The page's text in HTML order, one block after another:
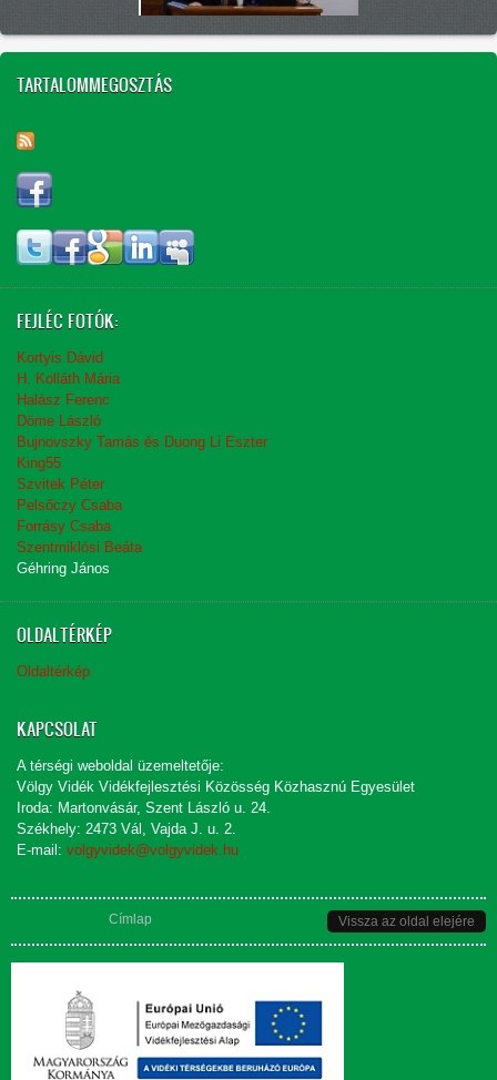
TARTALOMMEGOSZTÁS
FEJLÉC FOTÓK:
Kortyis Dávid
H. Kolláth Mária
Halász Ferenc
Döme László
Bujnovszky Tamás és Duong Li Eszter
King55
Szvitek Péter
Pelsőczy Csaba
Forrásy Csaba
Szentmiklósi Beáta
Géhring János
OLDALTÉRKÉP
Oldaltérkép
KAPCSOLAT
A térségi weboldal üzemeltetője:
Völgy Vidék Vidékfejlesztési Közösség Közhasznú Egyesület
Iroda: Martonvásár, Szent László u. 24.
Székhely: 2473 Vál, Vajda J. u. 2.
E-mail: volgyvidek@volgyvidek.hu
Címlap Vissza az oldal elejére